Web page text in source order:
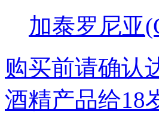
加泰罗尼亚
购买前请确认
酒精产品给18